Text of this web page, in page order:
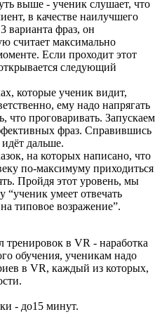
выше - ученик слушает, что
в качестве наилучшего
варианта фраз, он
считает максимально
Если проходит этот
следующий
которые ученик видит,
ему надо напрягать
что проговаривать. Запускаем
фраз. Справившись
дальше.
на которых написано, что
по-максимуму приходиться
Пройдя этот уровень, мы
“ученик умеет отвечать
типовое возражение”.
в VR - наработка
обучения, ученикам надо
в VR, каждый из которых,
- до15 минут.